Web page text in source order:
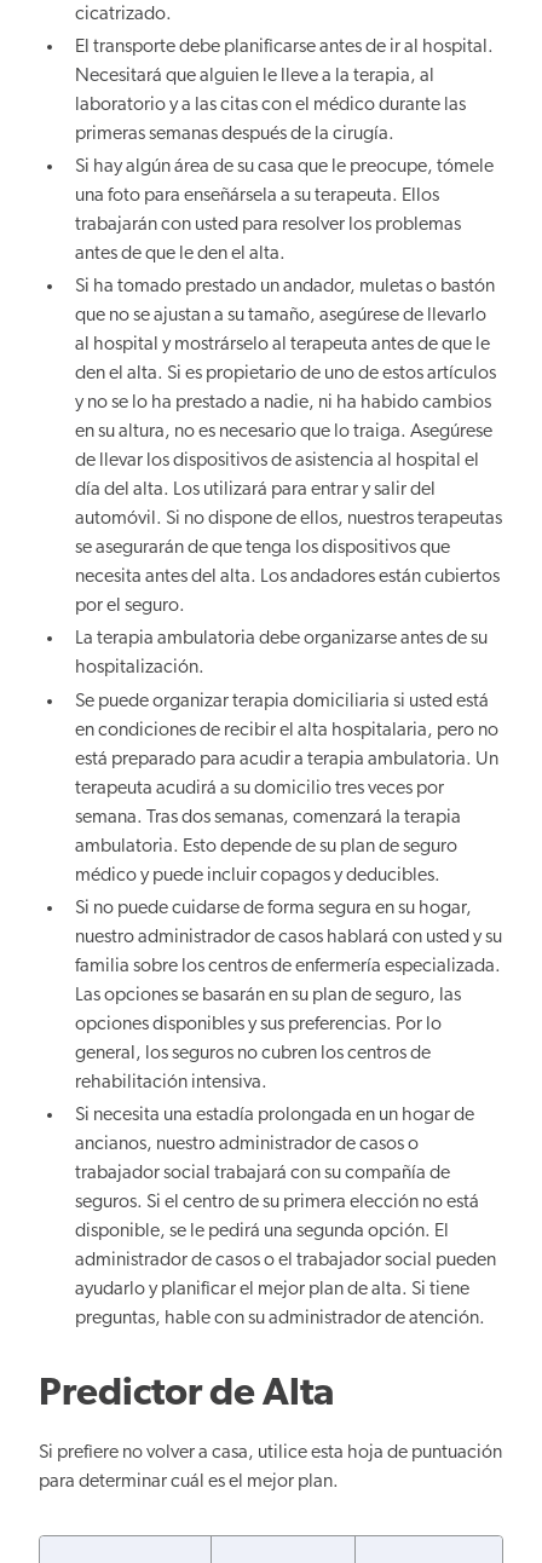
cicatrizado.
El transporte debe planificarse antes de ir al hospital.
Necesitará que alguien le lleve a la terapia, al
laboratorio y a las citas con el médico durante las
primeras semanas después de la cirugía.
Si hay algún área de su casa que le preocupe, tómele
una foto para enseñársela a su terapeuta. Ellos
trabajarán con usted para resolver los problemas
antes de que le den el alta.
Si ha tomado prestado un andador, muletas o bastón
que no se ajustan a su tamaño, asegúrese de llevarlo
al hospital y mostrárselo al terapeuta antes de que le
den el alta. Si es propietario de uno de estos artículos
y no se lo ha prestado a nadie, ni ha habido cambios
en su altura, no es necesario que lo traiga. Asegúrese
de llevar los dispositivos de asistencia al hospital el
día del alta. Los utilizará para entrar y salir del
automóvil. Si no dispone de ellos, nuestros terapeutas
se asegurarán de que tenga los dispositivos que
necesita antes del alta. Los andadores están cubiertos
por el seguro.
La terapia ambulatoria debe organizarse antes de su
hospitalización.
Se puede organizar terapia domiciliaria si usted está
en condiciones de recibir el alta hospitalaria, pero no
está preparado para acudir a terapia ambulatoria. Un
terapeuta acudirá a su domicilio tres veces por
semana. Tras dos semanas, comenzará la terapia
ambulatoria. Esto depende de su plan de seguro
médico y puede incluir copagos y deducibles.
Si no puede cuidarse de forma segura en su hogar,
nuestro administrador de casos hablará con usted y su
familia sobre los centros de enfermería especializada.
Las opciones se basarán en su plan de seguro, las
opciones disponibles y sus preferencias. Por lo
general, los seguros no cubren los centros de
rehabilitación intensiva.
Si necesita una estadía prolongada en un hogar de
ancianos, nuestro administrador de casos o
trabajador social trabajará con su compañía de
seguros. Si el centro de su primera elección no está
disponible, se le pedirá una segunda opción. El
administrador de casos o el trabajador social pueden
ayudarlo y planificar el mejor plan de alta. Si tiene
preguntas, hable con su administrador de atención.
Predictor de Alta
Si prefiere no volver a casa, utilice esta hoja de puntuación
para determinar cuál es el mejor plan.